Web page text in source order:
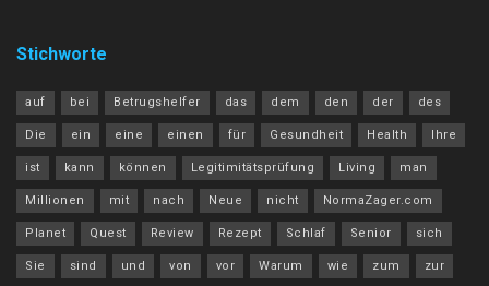
Stichworte
auf bei Betrugshelfer das dem den der des
Die ein eine einen für Gesundheit Health Ihre
ist kann können Legitimitätsprüfung Living man
Millionen mit nach Neue nicht NormaZager.com
Planet Quest Review Rezept Schlaf Senior sich
Sie sind und von vor Warum wie zum zur